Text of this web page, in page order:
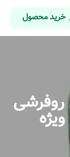
خرید محصول
روفرشی